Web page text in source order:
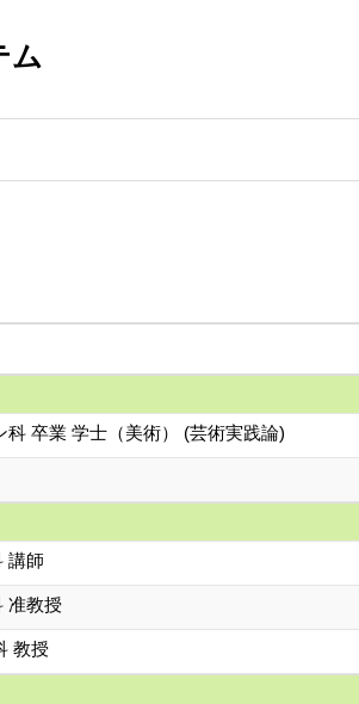
ム
卒業 学士（美術） (芸術実践論)
講師
准教授
教授